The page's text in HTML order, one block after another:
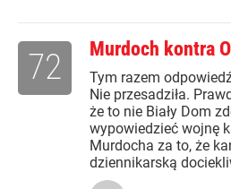
Murdoch kontra
Tym razem
Nie przesadziła.
że to nie Biały Dom
wypowiedzieć wojnę
Murdocha za to, że
dziennikarską
72